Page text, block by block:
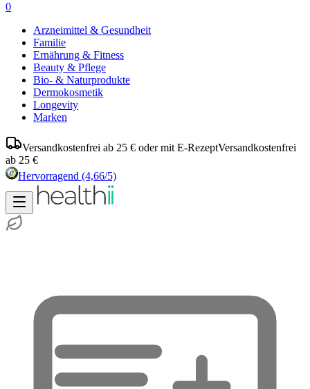
0
Arzneimittel & Gesundheit
Familie
Ernährung & Fitness
Beauty & Pflege
Bio- & Naturprodukte
Dermokosmetik
Longevity
Marken
Versandkostenfrei ab 25 € oder mit E-RezeptVersandkostenfrei
ab 25 €
Hervorragend (4,66/5)